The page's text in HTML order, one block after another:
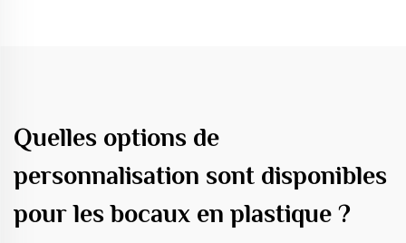
Quelles options de
personnalisation sont disponibles
pour les bocaux en plastique ?